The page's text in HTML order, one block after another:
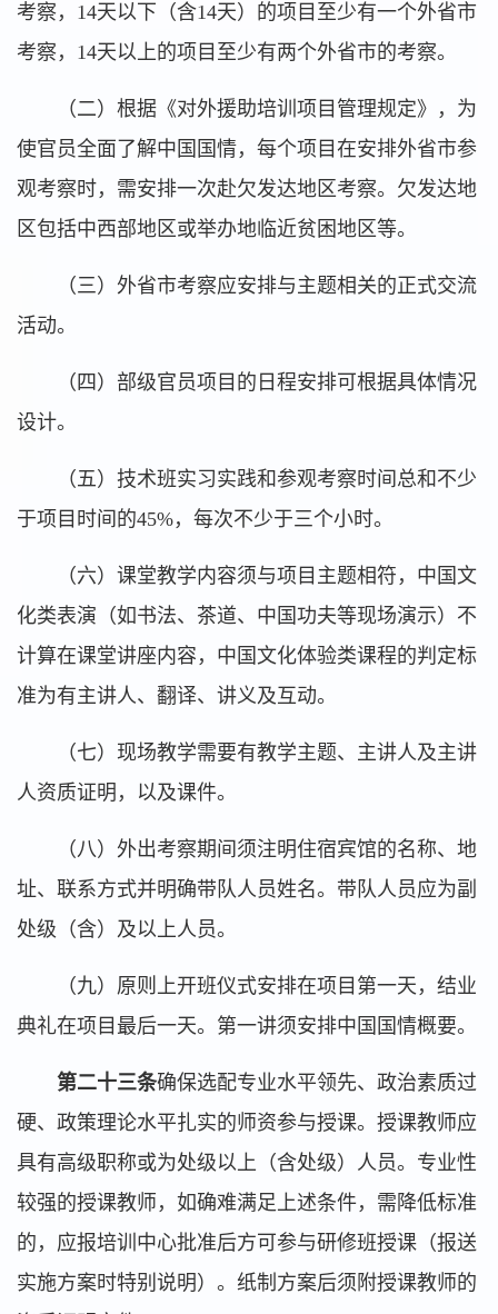
考察，14天以下（含14天）的项目至少有一个外省市
考察，14天以上的项目至少有两个外省市的考察。
（二）根据《对外援助培训项目管理规定》，为
使官员全面了解中国国情，每个项目在安排外省市参
观考察时，需安排一次赴欠发达地区考察。欠发达地
区包括中西部地区或举办地临近贫困地区等。
（三）外省市考察应安排与主题相关的正式交流
活动。
（四）部级官员项目的日程安排可根据具体情况
设计。
（五）技术班实习实践和参观考察时间总和不少
于项目时间的45%，每次不少于三个小时。
（六）课堂教学内容须与项目主题相符，中国文
化类表演（如书法、茶道、中国功夫等现场演示）不
计算在课堂讲座内容，中国文化体验类课程的判定标
准为有主讲人、翻译、讲义及互动。
（七）现场教学需要有教学主题、主讲人及主讲
人资质证明，以及课件。
（八）外出考察期间须注明住宿宾馆的名称、地
址、联系方式并明确带队人员姓名。带队人员应为副
处级（含）及以上人员。
（九）原则上开班仪式安排在项目第一天，结业
典礼在项目最后一天。第一讲须安排中国国情概要。
第二十三条确保选配专业水平领先、政治素质过
硬、政策理论水平扎实的师资参与授课。授课教师应
具有高级职称或为处级以上（含处级）人员。专业性
较强的授课教师，如确难满足上述条件，需降低标准
的，应报培训中心批准后方可参与研修班授课（报送
实施方案时特别说明）。纸制方案后须附授课教师的